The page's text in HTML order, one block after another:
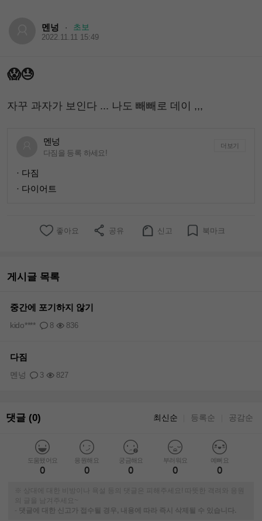
멘넝 · 초보
2022.11.11 15:49
😱😓
자꾸 과자가 보인다 ... 나도 빼빼로 데이 ,,,
멘넝
다짐을 등록 하세요!
더보기
· 다짐
· 다이어트
좋아요 공유 신고 북마크
게시글 목록
중간에 포기하지 않기
8 836
kido****
다짐
3 827
멘넝
댓글 (0) 최신순 등록순 공감순
도움됐어요
0
응원해요
0
궁금해요
0
부러워요
0
예뻐요
0
※ 상대에 대한 비방이나 욕설 등의 댓글은 피해주세요! 따뜻한 격려와 응원
의 글을 남겨주세요~
-
댓글에 대한 신고가 접수될 경우, 내용에 따라 즉시 삭제될 수 있습니다.